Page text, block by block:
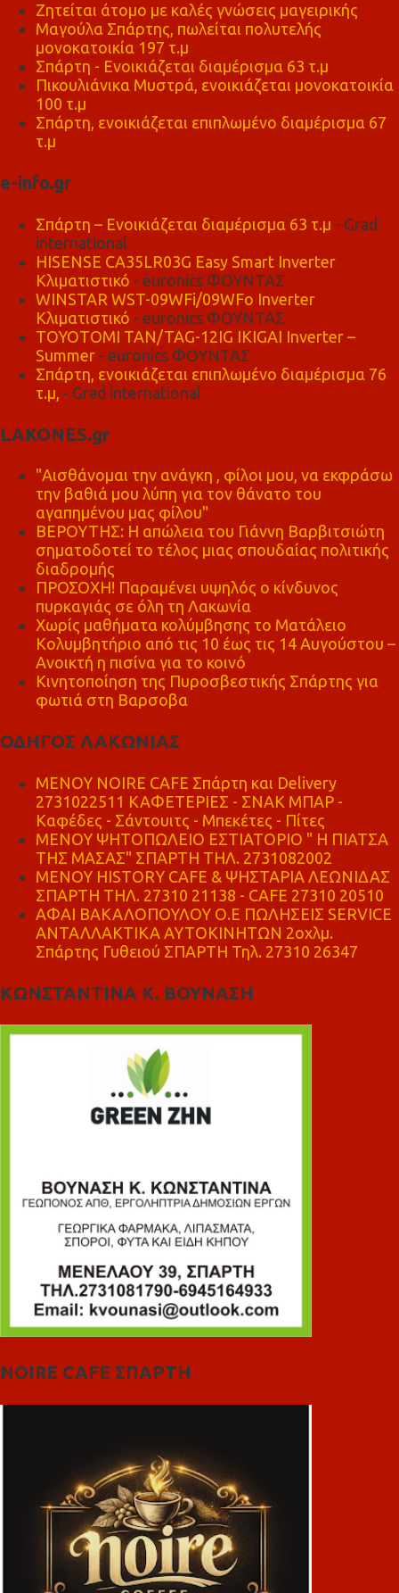
Ζητείται άτομο με καλές γνώσεις μαγειρικής
Μαγούλα Σπάρτης, πωλείται πολυτελής
μονοκατοικία 197 τ.μ
Σπάρτη - Ενοικιάζεται διαμέρισμα 63 τ.μ
Πικουλιάνικα Μυστρά, ενοικιάζεται μονοκατοικία
100 τ.μ
Σπάρτη, ενοικιάζεται επιπλωμένο διαμέρισμα 67
τ.μ
e-info.gr
Σπάρτη – Ενοικιάζεται διαμέρισμα 63 τ.μ - Grad
international
HISENSE CA35LR03G Easy Smart Inverter
Κλιματιστικό - euronics ΦΟΥΝΤΑΣ
WINSTAR WST-09WFi/09WFo Inverter
Κλιματιστικό - euronics ΦΟΥΝΤΑΣ
TOYOTOMI TAN/TAG-12IG IKIGAI Inverter –
Summer - euronics ΦΟΥΝΤΑΣ
Σπάρτη, ενοικιάζεται επιπλωμένο διαμέρισμα 76
τ.μ, - Grad international
LAKONES.gr
"Αισθάνομαι την ανάγκη , φίλοι μου, να εκφράσω
την βαθιά μου λύπη για τον θάνατο του
αγαπημένου μας φίλου"
ΒΕΡΟΥΤΗΣ: Η απώλεια του Γιάννη Βαρβιτσιώτη
σηματοδοτεί το τέλος μιας σπουδαίας πολιτικής
διαδρομής
ΠΡΟΣΟΧΗ! Παραμένει υψηλός ο κίνδυνος
πυρκαγιάς σε όλη τη Λακωνία
Χωρίς μαθήματα κολύμβησης το Ματάλειο
Κολυμβητήριο από τις 10 έως τις 14 Αυγούστου –
Ανοικτή η πισίνα για το κοινό
Κινητοποίηση της Πυροσβεστικής Σπάρτης για
φωτιά στη Βαρσοβα
ΟΔΗΓΟΣ ΛΑΚΩΝΙΑΣ
MENOY NOIRE CAFE Σπάρτη και Delivery
2731022511 ΚΑΦΕΤΕΡΙΕΣ - ΣΝΑΚ ΜΠΑΡ -
Καφέδες - Σάντουιτς - Μπεκέτες - Πίτες
ΜΕΝΟΥ ΨΗΤΟΠΩΛΕΙΟ ΕΣΤΙΑΤΟΡΙΟ " Η ΠΙΑΤΣΑ
ΤΗΣ ΜΑΣΑΣ" ΣΠΑΡΤΗ ΤΗΛ. 2731082002
ΜΕΝΟΥ HISTORY CAFE & ΨΗΣΤΑΡΙΑ ΛΕΩΝΙΔΑΣ
ΣΠΑΡΤΗ ΤΗΛ. 27310 21138 - CAFE 27310 20510
ΑΦΑΙ ΒΑΚΑΛΟΠΟΥΛΟΥ Ο.Ε ΠΩΛΗΣΕΙΣ SERVICE
ΑΝΤΑΛΛΑΚΤΙΚΑ ΑΥΤΟΚΙΝΗΤΩΝ 2οχλμ.
Σπάρτης Γυθειού ΣΠΑΡΤΗ Τηλ. 27310 26347
ΚΩΝΣΤΑΝΤΙΝΑ Κ. ΒΟΥΝΑΣΗ
NOIRE CAFE ΣΠΑΡΤΗ